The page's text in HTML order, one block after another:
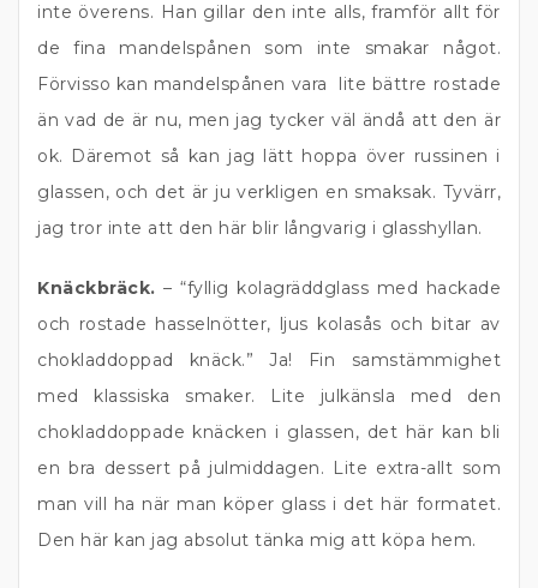
inte överens. Han gillar den inte alls, framför allt för
de fina mandelspånen som inte smakar något.
Förvisso kan mandelspånen vara lite bättre rostade
än vad de är nu, men jag tycker väl ändå att den är
ok. Däremot så kan jag lätt hoppa över russinen i
glassen, och det är ju verkligen en smaksak. Tyvärr,
jag tror inte att den här blir långvarig i glasshyllan.
Knäckbräck. – “fyllig kolagräddglass med hackade
och rostade hasselnötter, ljus kolasås och bitar av
chokladdoppad knäck.” Ja! Fin samstämmighet
med klassiska smaker. Lite julkänsla med den
chokladdoppade knäcken i glassen, det här kan bli
en bra dessert på julmiddagen. Lite extra-allt som
man vill ha när man köper glass i det här formatet.
Den här kan jag absolut tänka mig att köpa hem.